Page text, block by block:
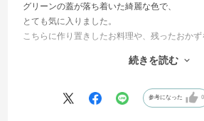
グリーンの蓋が落ち着いた綺麗な色で、
とても気に入りました。
こちらに作り置きしたお料理や、残ったおか
冷蔵庫も私の気持ちもスッキリして
続きを読む
参考になった 0